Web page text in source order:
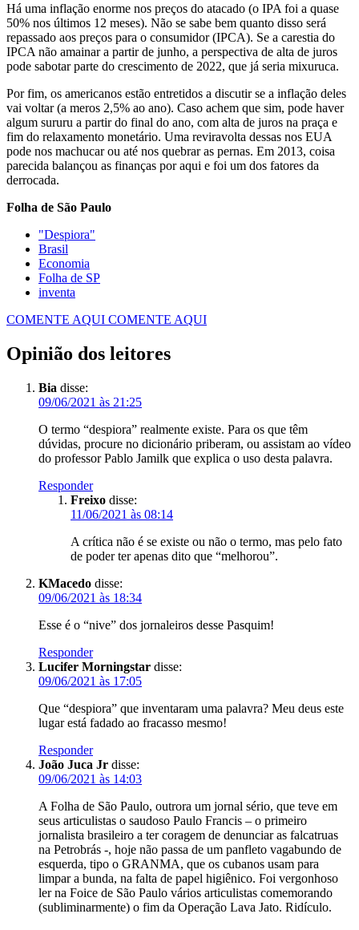
Há uma inflação enorme nos preços do atacado (o IPA foi a quase
50% nos últimos 12 meses). Não se sabe bem quanto disso será
repassado aos preços para o consumidor (IPCA). Se a carestia do
IPCA não amainar a partir de junho, a perspectiva de alta de juros
pode sabotar parte do crescimento de 2022, que já seria mixuruca.
Por fim, os americanos estão entretidos a discutir se a inflação deles
vai voltar (a meros 2,5% ao ano). Caso achem que sim, pode haver
algum sururu a partir do final do ano, com alta de juros na praça e
fim do relaxamento monetário. Uma reviravolta dessas nos EUA
pode nos machucar ou até nos quebrar as pernas. Em 2013, coisa
parecida balançou as finanças por aqui e foi um dos fatores da
derrocada.​
Folha de São Paulo
"Despiora"
Economia
Folha de SP
inventa
COMENTE AQUI COMENTE AQUI
Opinião dos leitores
Bia disse:
09/06/2021 às 21:25
O termo “despiora” realmente existe. Para os que têm
dúvidas, procure no dicionário priberam, ou assistam ao vídeo
do professor Pablo Jamilk que explica o uso desta palavra.
Responder
Freixo disse:
11/06/2021 às 08:14
A crítica não é se existe ou não o termo, mas pelo fato
de poder ter apenas dito que “melhorou”.
KMacedo disse:
09/06/2021 às 18:34
Esse é o “nive” dos jornaleiros desse Pasquim!
Responder
Lucifer Morningstar disse:
09/06/2021 às 17:05
Que “despiora” que inventaram uma palavra? Meu deus este
lugar está fadado ao fracasso mesmo!
Responder
João Juca Jr disse:
09/06/2021 às 14:03
A Folha de São Paulo, outrora um jornal sério, que teve em
seus articulistas o saudoso Paulo Francis – o primeiro
jornalista brasileiro a ter coragem de denunciar as falcatruas
na Petrobrás -, hoje não passa de um panfleto vagabundo de
esquerda, tipo o GRANMA, que os cubanos usam para
limpar a bunda, na falta de papel higiênico. Foi vergonhoso
ler na Foice de São Paulo vários articulistas comemorando
(subliminarmente) o fim da Operação Lava Jato. Ridículo.